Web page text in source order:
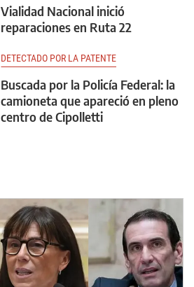
Vialidad Nacional inició
reparaciones en Ruta 22
DETECTADO POR LA PATENTE
Buscada por la Policía Federal: la
camioneta que apareció en pleno
centro de Cipolletti